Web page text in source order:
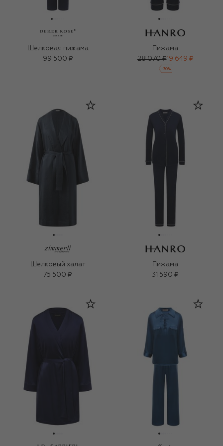
Шелковая пижама
99 500 ₽
Пижама
28 070 ₽19 649 ₽
-30%
Шелковый халат
75 500 ₽
Пижама
31 590 ₽